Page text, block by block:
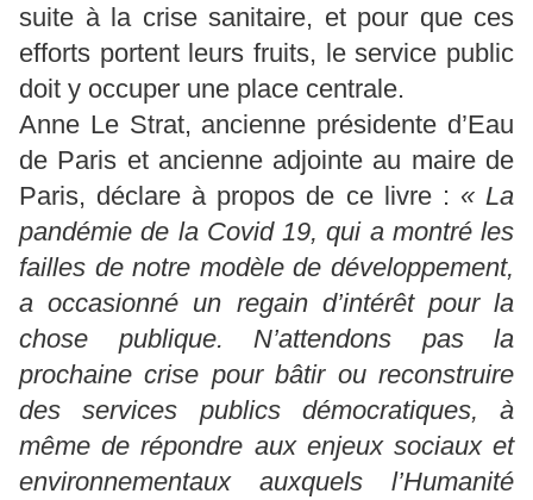
suite à la crise sanitaire, et pour que ces
efforts portent leurs fruits, le service public
doit y occuper une place centrale.
Anne Le Strat, ancienne présidente d’Eau
de Paris et ancienne adjointe au maire de
Paris, déclare à propos de ce livre : « La
pandémie de la Covid 19, qui a montré les
failles de notre modèle de développement,
a occasionné un regain d’intérêt pour la
chose publique. N’attendons pas la
prochaine crise pour bâtir ou reconstruire
des services publics démocratiques, à
même de répondre aux enjeux sociaux et
environnementaux auxquels l’Humanité